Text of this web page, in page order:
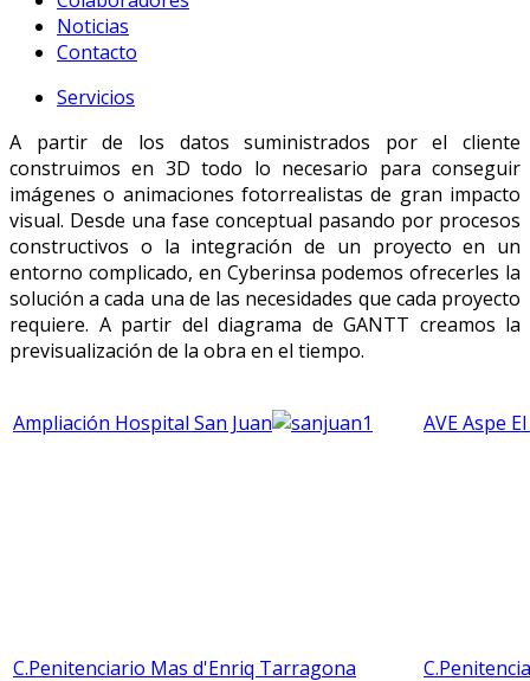
Noticias
Contacto
Servicios
A partir de los datos suministrados por el cliente
construimos en 3D todo lo necesario para conseguir
imágenes o animaciones fotorrealistas de gran impacto
visual. Desde una fase conceptual pasando por procesos
constructivos o la integración de un proyecto en un
entorno complicado, en Cyberinsa podemos ofrecerles la
solución a cada una de las necesidades que cada proyecto
requiere. A partir del diagrama de GANTT creamos la
previsualización de la obra en el tiempo.
Ampliación Hospital San Juan AVE Aspe
C.Penitenciario Mas d'Enriq Tarragona